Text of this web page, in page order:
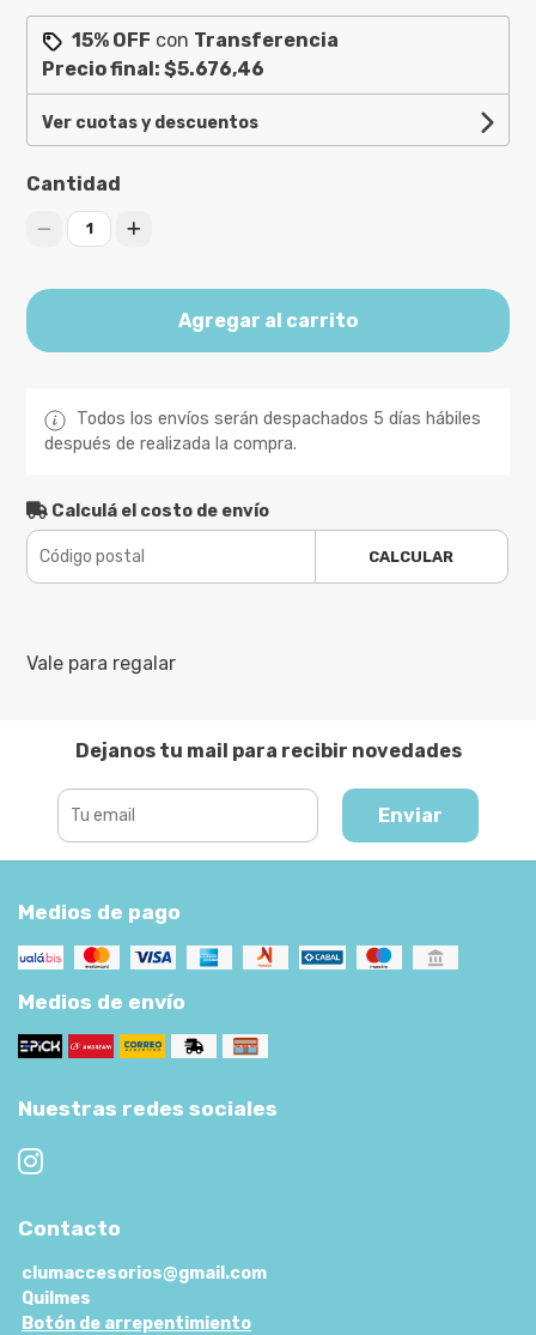
15% OFF con Transferencia
Precio final:$5.676,46
Ver cuotas y descuentos
Cantidad
1
Agregar al carrito
Todos los envíos serán despachados 5 días hábiles
después de realizada la compra.
Calculá el costo de envío
CALCULAR
Vale para regalar
Dejanos tu mail para recibir novedades
Enviar
Medios de pago
Medios de envío
Nuestras redes sociales
Contacto
clumaccesorios@gmail.com
Quilmes
Botón de arrepentimiento